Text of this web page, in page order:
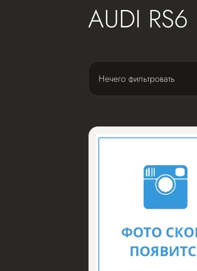
AUDI RS6
Нечего фильтровать